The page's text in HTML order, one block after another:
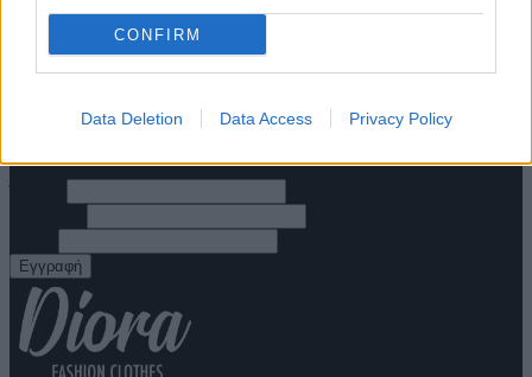
CONFIRM
Data Deletion Data Access Privacy Policy
23.85 €.
Τρόποι Πληρωμής
Τρόποι Αποστολής
Πολιτική επιστροφών
Όροι Χρήσης